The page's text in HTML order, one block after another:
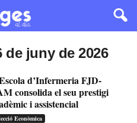
juny de 2026
d’Infermeria FJD-
consolida el seu prestigi
i assistencial
Econòmica